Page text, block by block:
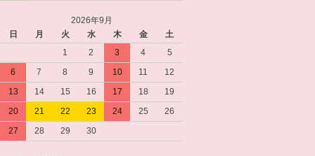
2026年9月
日
月 火 水 木 金
土
1
2 3 4
5
6
7 8 9 10 11
12
13
14 15 16 17 18
19
20
21 22 23 24 25
26
27
28 29 30